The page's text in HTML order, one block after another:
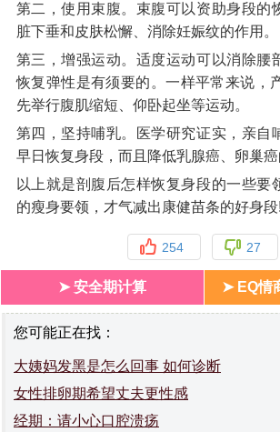
第二，使用束腹。束腹可以资助身段的
脏下垂和皮肤松懈、消除妊娠纹的作用。
第三，增强运动。适度运动可以消除腰
恢复弹性是有须要的。一样平常来说，
先举行腹肌缩短、仰卧起坐等运动。
第四，坚持哺乳。医学研究证实，亲自
早日恢复身段，而且降低乳腺癌、卵巢癌
以上就是剖腹后怎样恢复身段的一些要
的瘦身要领，才气减出康健苗条的好身段!
254 27
➤ 安全期计算 ➤ EQ情
您可能正在找：
大姨妈发黑是怎么回事 如何诊断
女性排卵期希望丈夫更性感
经期：请小心口腔溃疡